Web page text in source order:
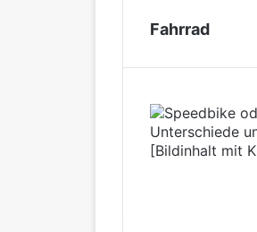
Fahrrad